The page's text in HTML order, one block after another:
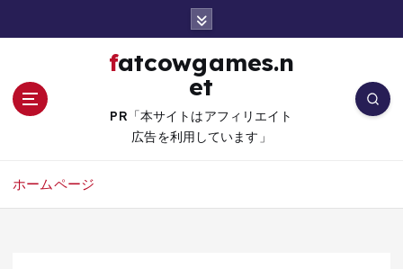
fatcowgames.n
et
PR「本サイトはアフィリエイト
広告を利用しています」
ホームページ